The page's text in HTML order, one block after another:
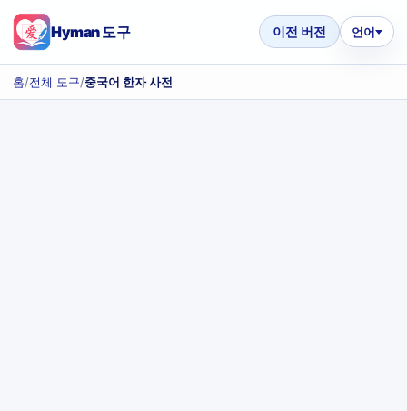
Hyman 도구 이전 버전 언어
홈/전체 도구/중국어 한자 사전